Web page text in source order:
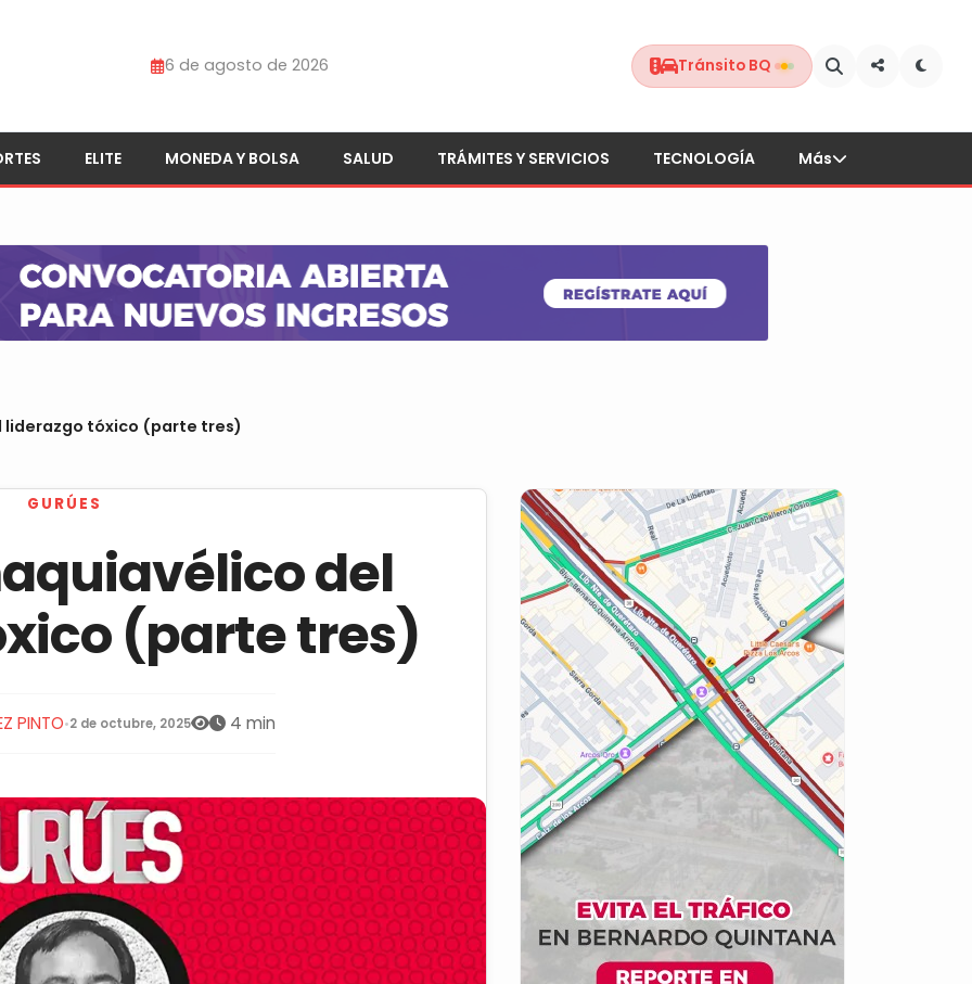
6 de agosto de 2026 Tránsito BQ
ELITE MONEDA Y BOLSA SALUD TRÁMITES Y SERVICIOS TECNOLOGÍA Más
liderazgo tóxico (parte tres)
GURÚES
del
(parte tres)
PINTO•2 de octubre, 2025 4 min